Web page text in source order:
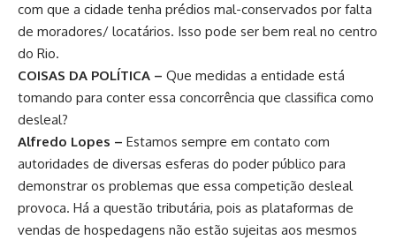
com que a cidade tenha prédios mal-conservados por falta
de moradores/ locatários. Isso pode ser bem real no centro
do Rio.
COISAS DA POLÍTICA – Que medidas a entidade está
tomando para conter essa concorrência que classifica como
desleal?
Alfredo Lopes – Estamos sempre em contato com
autoridades de diversas esferas do poder público para
demonstrar os problemas que essa competição desleal
provoca. Há a questão tributária, pois as plataformas de
vendas de hospedagens não estão sujeitas aos mesmos